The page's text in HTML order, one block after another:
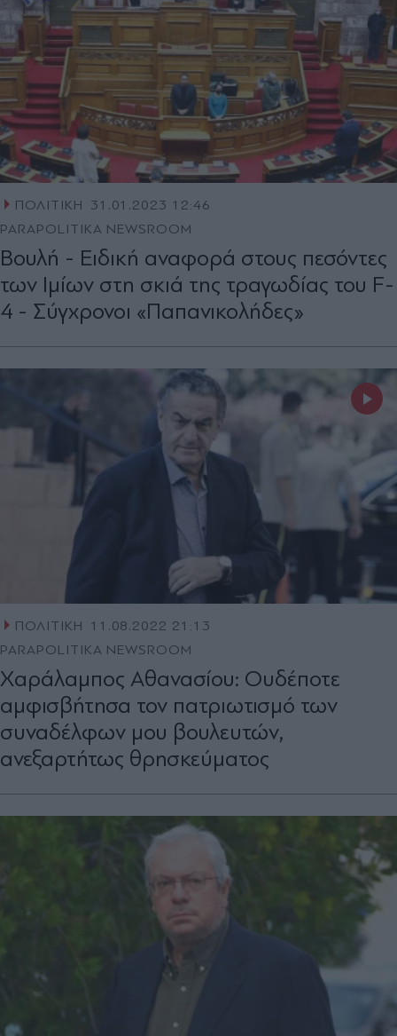
ΠΟΛΙΤΙΚΗ
31.01.2023 12:46
PARAPOLITIKA NEWSROOM
Βουλή - Ειδική αναφορά στους πεσόντες
των Ιμίων στη σκιά της τραγωδίας του F-
4 - Σύγχρονοι «Παπανικολήδες»
ΠΟΛΙΤΙΚΗ
11.08.2022 21:13
PARAPOLITIKA NEWSROOM
Χαράλαμπος Αθανασίου: Ουδέποτε
αμφισβήτησα τον πατριωτισμό των
συναδέλφων μου βουλευτών,
ανεξαρτήτως θρησκεύματος